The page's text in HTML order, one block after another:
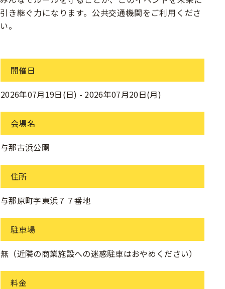
引き継ぐ力になります。公共交通機関をご利用くださ
い。
開催日
2026年07月19日(日) - 2026年07月20日(月)
会場名
与那古浜公園
住所
与那原町字東浜７７番地
駐車場
無（近隣の商業施設への迷惑駐車はおやめください）
料金